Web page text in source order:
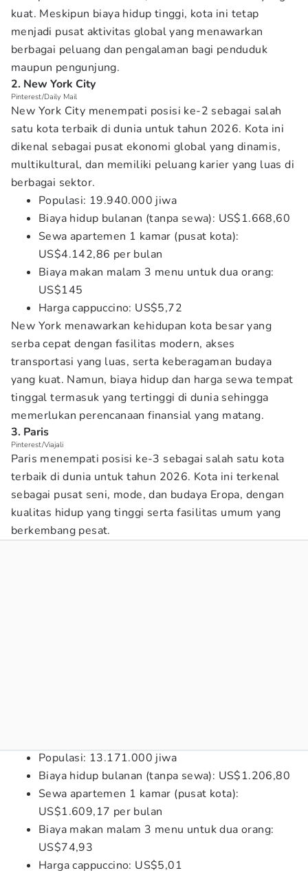
kuat. Meskipun biaya hidup tinggi, kota ini tetap
menjadi pusat aktivitas global yang menawarkan
berbagai peluang dan pengalaman bagi penduduk
maupun pengunjung.
2. New York City
Pinterest/Daily Mail
New York City menempati posisi ke-2 sebagai salah
satu kota terbaik di dunia untuk tahun 2026. Kota ini
dikenal sebagai pusat ekonomi global yang dinamis,
multikultural, dan memiliki peluang karier yang luas di
berbagai sektor.
Populasi: 19.940.000 jiwa
Biaya hidup bulanan (tanpa sewa): US$1.668,60
Sewa apartemen 1 kamar (pusat kota):
US$4.142,86 per bulan
Biaya makan malam 3 menu untuk dua orang:
US$145
Harga cappuccino: US$5,72
New York menawarkan kehidupan kota besar yang
serba cepat dengan fasilitas modern, akses
transportasi yang luas, serta keberagaman budaya
yang kuat. Namun, biaya hidup dan harga sewa tempat
tinggal termasuk yang tertinggi di dunia sehingga
memerlukan perencanaan finansial yang matang.
3. Paris
Pinterest/Viajali
Paris menempati posisi ke-3 sebagai salah satu kota
terbaik di dunia untuk tahun 2026. Kota ini terkenal
sebagai pusat seni, mode, dan budaya Eropa, dengan
kualitas hidup yang tinggi serta fasilitas umum yang
berkembang pesat.
Populasi: 13.171.000 jiwa
Biaya hidup bulanan (tanpa sewa): US$1.206,80
Sewa apartemen 1 kamar (pusat kota):
US$1.609,17 per bulan
Biaya makan malam 3 menu untuk dua orang:
US$74,93
Harga cappuccino: US$5,01